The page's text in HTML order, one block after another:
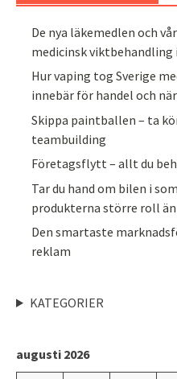
De nya läkemedlen och
medicinsk viktbehandling
Hur vaping tog Sverige
innebär för handel och
Skippa paintballen – ta
teambuilding
Företagsflytt – allt du
Tar du hand om bilen i
produkterna större roll
Den smartaste
reklam
KATEGORIER
augusti 2026